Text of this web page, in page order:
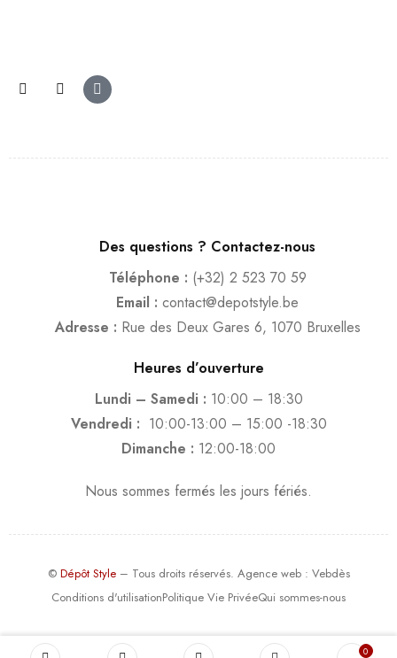
Des questions ? Contactez-nous
Téléphone : (+32) 2 523 70 59
Email : contact@depotstyle.be
Adresse : Rue des Deux Gares 6, 1070 Bruxelles
Heures d’ouverture
Lundi – Samedi : 10:00 – 18:30
Vendredi : 10:00-13:00 – 15:00 -18:30
Dimanche : 12:00-18:00
Nous sommes fermés les jours fériés.
© Dépôt Style– Tous droits réservés. Agence web: Vebdès
Conditions d'utilisationPolitique Vie PrivéeQui sommes-nous
0